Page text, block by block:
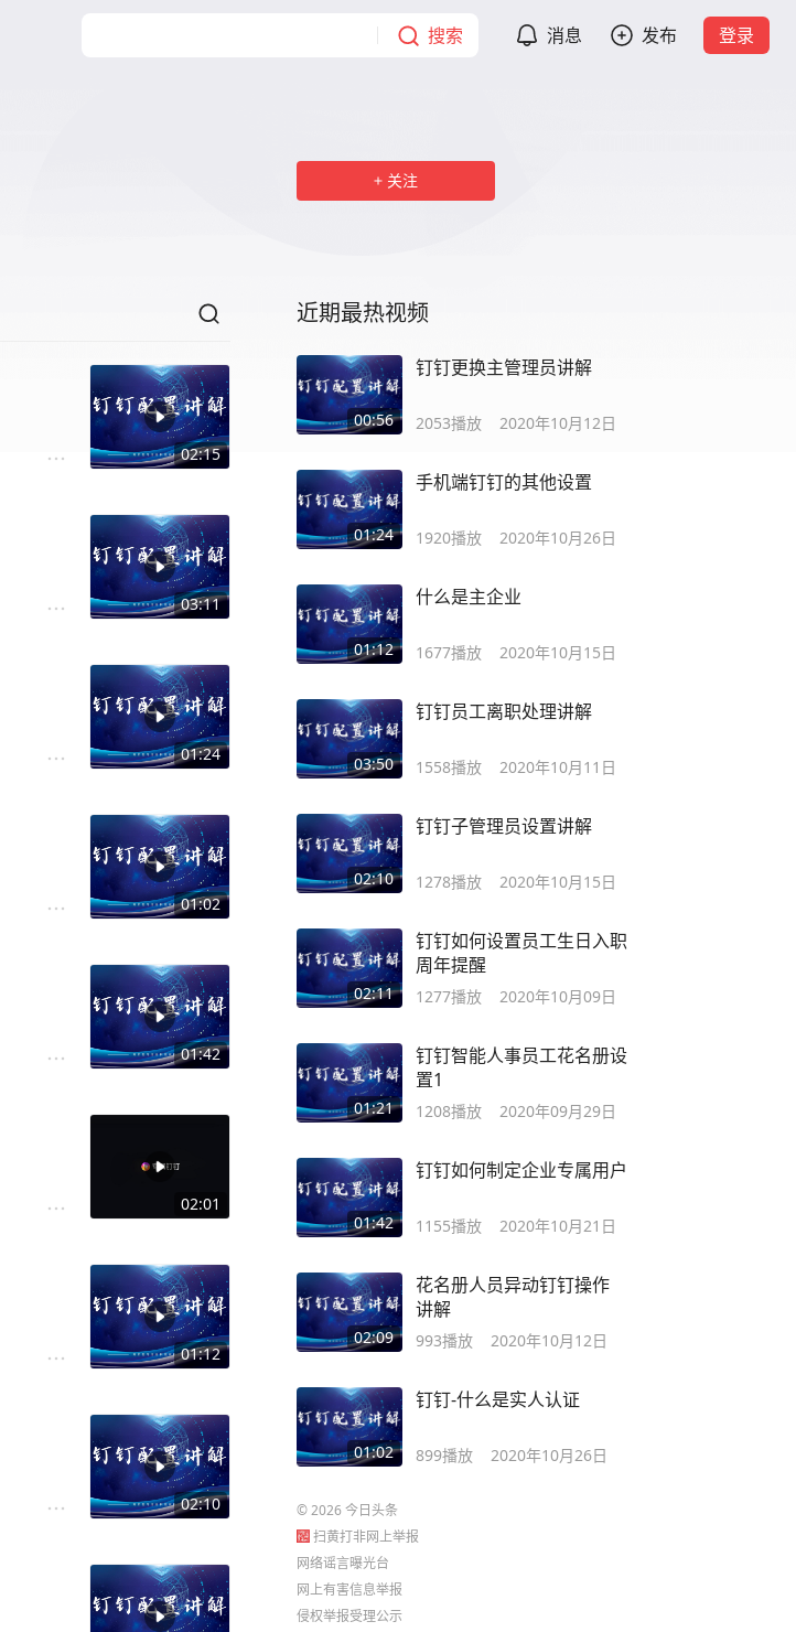
搜索 消息 发布 登录
关注
02:15
03:11
01:24
01:02
01:42
02:01
01:12
02:10
近期最热视频
00:56
钉钉更换主管理员讲解
2053播放 2020年10月12日
01:24
手机端钉钉的其他设置
1920播放 2020年10月26日
01:12
什么是主企业
1677播放 2020年10月15日
03:50
钉钉员工离职处理讲解
1558播放 2020年10月11日
02:10
钉钉子管理员设置讲解
1278播放 2020年10月15日
02:11
钉钉如何设置员工生日入职
周年提醒
1277播放 2020年10月09日
01:21
钉钉智能人事员工花名册设
置1
1208播放 2020年09月29日
01:42
钉钉如何制定企业专属用户
1155播放 2020年10月21日
02:09
花名册人员异动钉钉操作
讲解
993播放 2020年10月12日
01:02
钉钉-什么是实人认证
899播放 2020年10月26日
©2026今日头条
扫黄打非网上举报
网络谣言曝光台
网上有害信息举报
侵权举报受理公示